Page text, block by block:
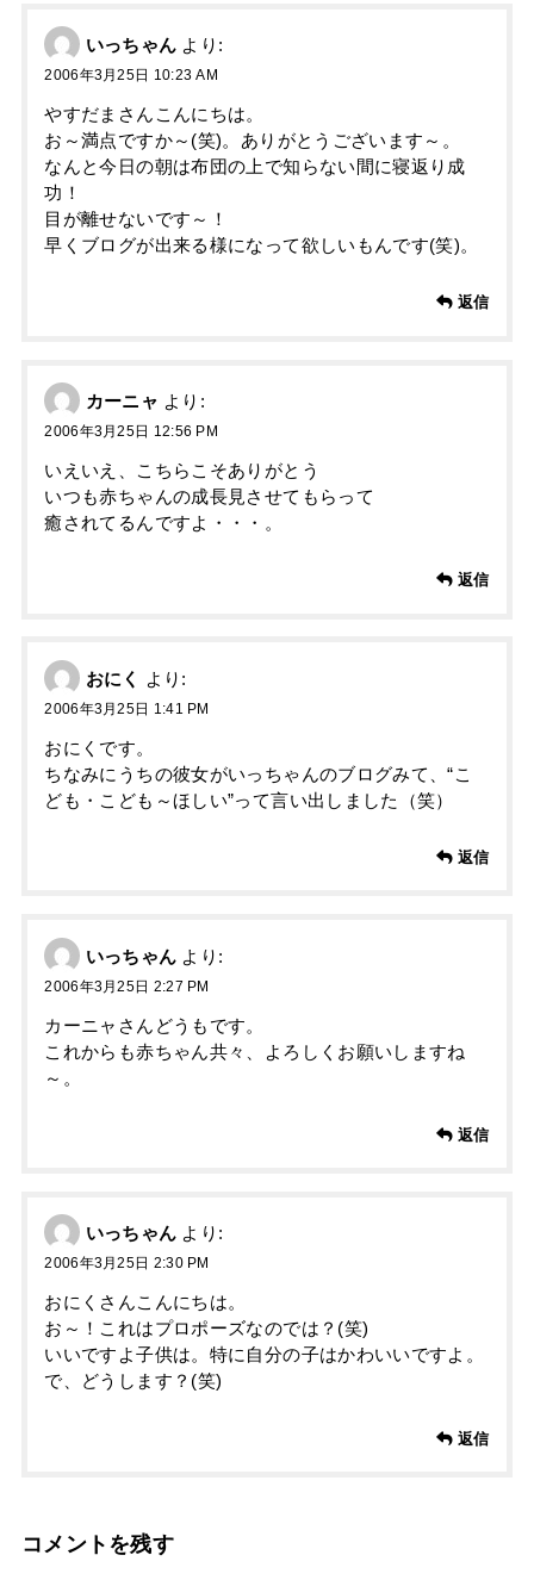
いっちゃん より:
2006年3月25日 10:23 AM
やすだまさんこんにちは。
お～満点ですか～(笑)。ありがとうございます～。
なんと今日の朝は布団の上で知らない間に寝返り成
功！
目が離せないです～！
早くブログが出来る様になって欲しいもんです(笑)。
返信
カーニャ より:
2006年3月25日 12:56 PM
いえいえ、こちらこそありがとう
いつも赤ちゃんの成長見させてもらって
癒されてるんですよ・・・。
返信
おにく より:
2006年3月25日 1:41 PM
おにくです。
ちなみにうちの彼女がいっちゃんのブログみて、“こ
ども・こども～ほしい”って言い出しました（笑）
返信
いっちゃん より:
2006年3月25日 2:27 PM
カーニャさんどうもです。
これからも赤ちゃん共々、よろしくお願いしますね
～。
返信
いっちゃん より:
2006年3月25日 2:30 PM
おにくさんこんにちは。
お～！これはプロポーズなのでは？(笑)
いいですよ子供は。特に自分の子はかわいいですよ。
で、どうします？(笑)
返信
コメントを残す